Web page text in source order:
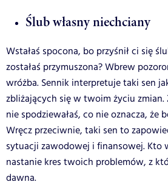
Ślub własny niechciany
Wstałaś spocona, bo przyśnił ci się
zostałaś przymuszona? Wbrew
wróżba. Sennik interpretuje taki sen
zbliżających się w twoim życiu
nie spodziewałaś, co nie oznacza, że
Wręcz przeciwnie, taki sen to
sytuacji zawodowej i finansowej. Kto
nastanie kres twoich problemów, z
dawna.